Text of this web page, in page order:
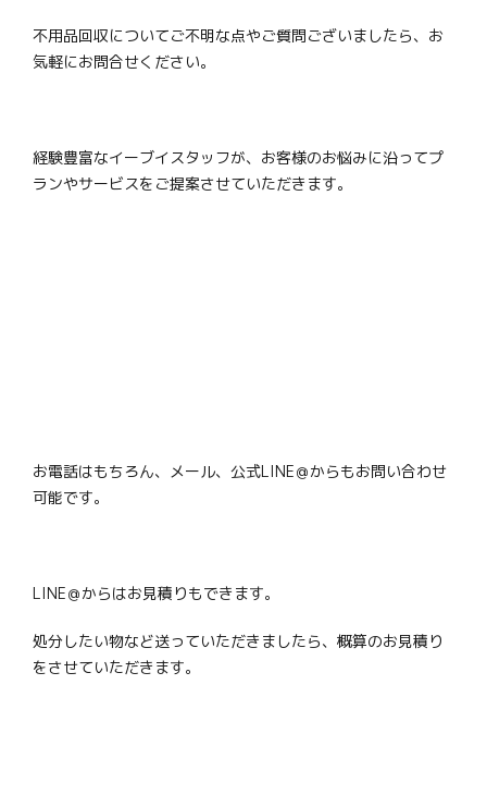
不用品回収についてご不明な点やご質問ございましたら、お
気軽にお問合せください。
経験豊富なイーブイスタッフが、お客様のお悩みに沿ってプ
ランやサービスをご提案させていただきます。
お電話はもちろん、メール、公式LINE＠からもお問い合わせ
可能です。
LINE＠からはお見積りもできます。
処分したい物など送っていただきましたら、概算のお見積り
をさせていただきます。